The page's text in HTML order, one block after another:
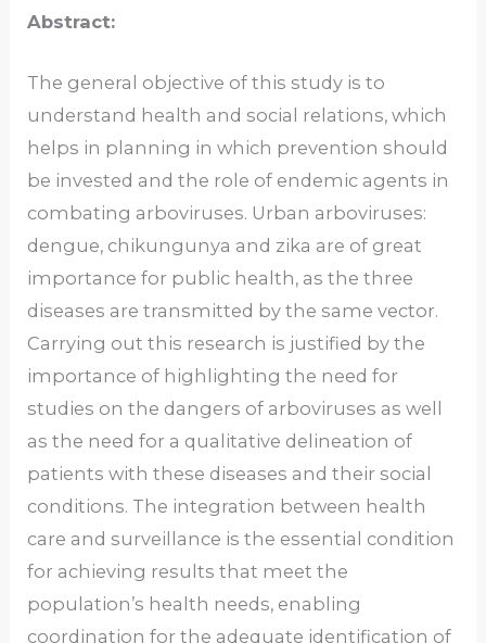
Abstract:
The general objective of this study is to
understand health and social relations, which
helps in planning in which prevention should
be invested and the role of endemic agents in
combating arboviruses. Urban arboviruses:
dengue, chikungunya and zika are of great
importance for public health, as the three
diseases are transmitted by the same vector.
Carrying out this research is justified by the
importance of highlighting the need for
studies on the dangers of arboviruses as well
as the need for a qualitative delineation of
patients with these diseases and their social
conditions. The integration between health
care and surveillance is the essential condition
for achieving results that meet the
population’s health needs, enabling
coordination for the adequate identification of